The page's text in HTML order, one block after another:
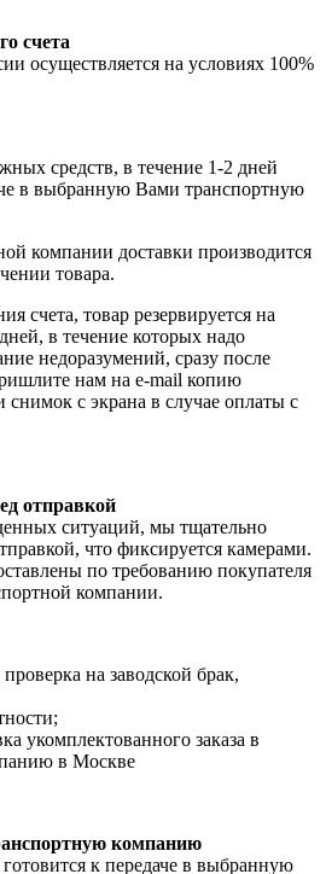
счета
осуществляется на условиях 100%
средств, в течение 1-2 дней
в выбранную Вами транспортную
компании доставки производится
товара.
счета, товар резервируется на
в течение которых надо
недоразумений, сразу после
нам на e-mail копию
с экрана в случае оплаты с
отправкой
ситуаций, мы тщательно
что фиксируется камерами.
по требованию покупателя
компании.
на заводской брак,
укомплектованного заказа в
в Москве
компанию
к передаче в выбранную